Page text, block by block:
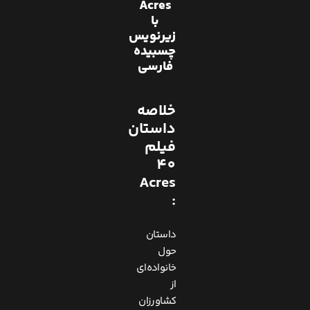
Acres
با
زیرنویس
چسبیده
فارسی
خلاصه
داستان
فیلم
40
Acres
:
داستان
حول
خانواده‌ای
از
کشاورزان